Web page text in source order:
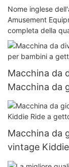
Nome inglese
Amusement
completa della
Macchina da
Macchina da
Macchina da
Macchina da
vintage
divertimenti